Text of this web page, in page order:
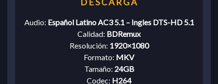
Audio: Español Latino AC3 5.1 – Ingles DTS-HD 5.1
Calidad: BDRemux
Resolución: 1920×1080
Formato: MKV
Tamaño: 24GB
Codec: H264